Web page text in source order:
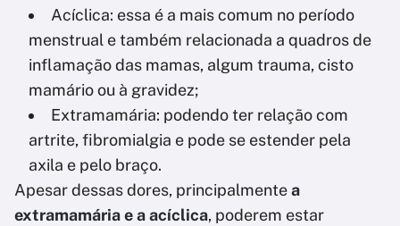
Acíclica: essa é a mais comum no período
menstrual e também relacionada a quadros de
inflamação das mamas, algum trauma, cisto
mamário ou à gravidez;
Extramamária: podendo ter relação com
artrite, fibromialgia e pode se estender pela
axila e pelo braço.
Apesar dessas dores, principalmentea
extramamária e a acíclica, poderem estar